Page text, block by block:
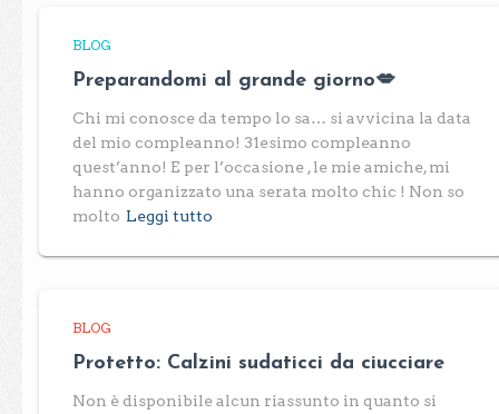
BLOG
Preparandomi al grande giorno💋
Chi mi conosce da tempo lo sa… si avvicina la data
del mio compleanno! 31esimo compleanno
quest’anno! E per l’occasione , le mie amiche, mi
hanno organizzato una serata molto chic ! Non so
molto Leggi tutto
BLOG
Protetto: Calzini sudaticci da ciucciare
Non è disponibile alcun riassunto in quanto si